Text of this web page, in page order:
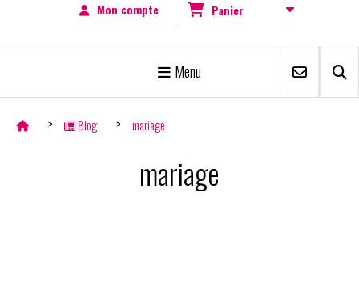
Mon compte Panier
Menu
Blog mariage
mariage